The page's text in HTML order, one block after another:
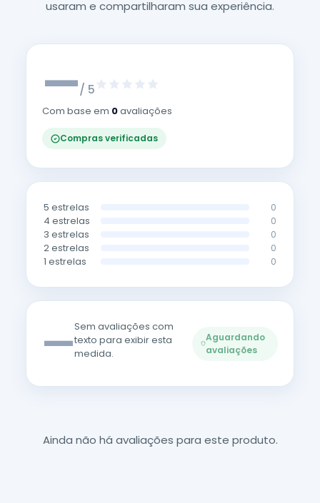
usaram e compartilharam sua experiência.
—/ 5
Com base em 0avaliações
Compras verificadas
5 estrelas 0
4 estrelas 0
3 estrelas 0
2 estrelas 0
1 estrelas 0
—Sem avaliações com
texto para exibir esta
medida.
Aguardando
avaliações
Ainda não há avaliações para este produto.